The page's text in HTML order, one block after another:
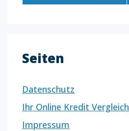
Seiten
Datenschutz
Ihr Online Kredit Vergleich
Impressum